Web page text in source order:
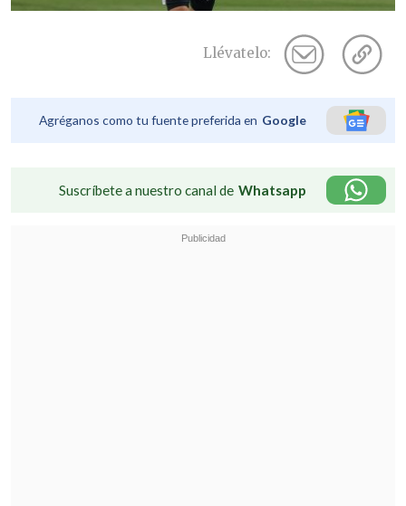
Llévatelo:
Agréganos como tu fuente preferida en Google
Suscríbete a nuestro canal de Whatsapp